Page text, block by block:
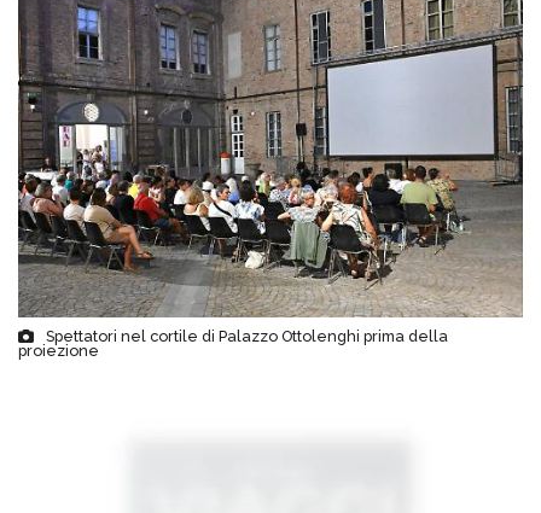
Spettatori nel cortile di Palazzo Ottolenghi prima della
proiezione